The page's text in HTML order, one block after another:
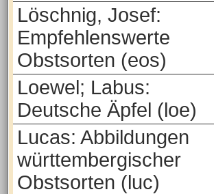
Löschnig, Josef:
Empfehlenswerte
Obstsorten (eos)
Loewel; Labus:
Deutsche Äpfel (loe)
Lucas: Abbildungen
württembergischer
Obstsorten (luc)